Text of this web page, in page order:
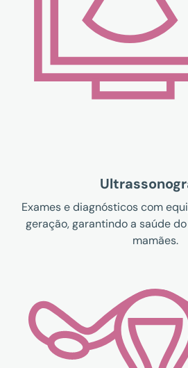
Exames e diagnósticos com
geração, garantindo a saúde
mamães.